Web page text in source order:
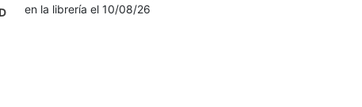
en la librería el 10/08/26